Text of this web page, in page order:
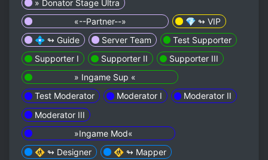
» Donator Stage Ultra
💎 ↬ VIP
💠 ↬ Guide
Server Team
Test Supporter
Supporter I
Supporter II
Supporter III
Test Moderator
Moderator I
Moderator II
Moderator III
🚸 ↬ Designer
🚸 ↬ Mapper